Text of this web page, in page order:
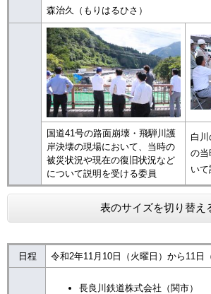
森治久（もりはるひさ）
国道41号の路面崩壊・飛騨川護
岸決壊の現場において、当時の
被災状況や現在の復旧状況など
について説明を受ける委員
白
の当
い
表のサイズを切り替え
日程 令和2年11月10日（火曜日）から11日
長良川鉄道株式会社（関市）